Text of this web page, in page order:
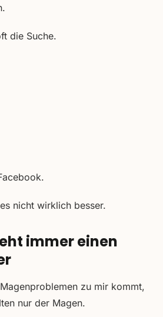
die Suche.
nicht wirklich besser.
immer einen
zu mir kommt,
nur der Magen.